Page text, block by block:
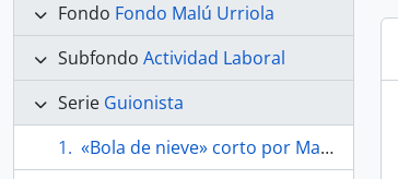
Fondo Fondo Malú Urriola
Subfondo Actividad Laboral
Serie Guionista
«Bola de nieve» corto por Malú Urriola